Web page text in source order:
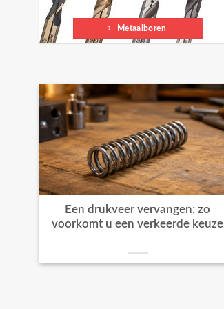
Metaalboren
Een drukveer vervangen: zo
voorkomt u een verkeerde keuze